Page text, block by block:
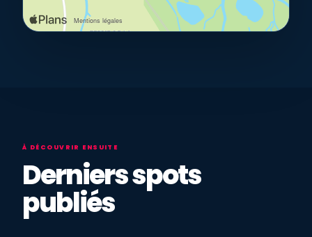
À DÉCOUVRIR ENSUITE
Derniers spots
publiés